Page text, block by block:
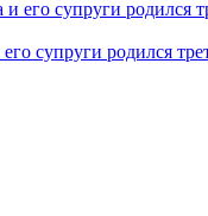
супруги родился